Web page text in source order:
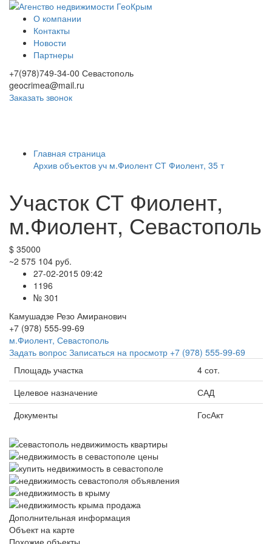
О компании
Контакты
Новости
Партнеры
+7(978)749-34-00 Севастополь
geocrimea@mail.ru
Заказать звонок
Главная страница
Архив объектов уч м.Фиолент СТ Фиолент, 35 т
Участок СТ Фиолент,
м.Фиолент, Севастополь
$ 35000
~2 575 104 руб.
27-02-2015 09:42
1196
№ 301
Камушадзе Резо Амиранович
+7 (978) 555-99-69
м.Фиолент, Севастополь
Задать вопрос Записаться на просмотр +7 (978) 555-99-69
Площадь участка
4 сот.
Целевое назначение
САД
Документы
ГосАкт
Дополнительная информация
Объект на карте
Похожие объекты